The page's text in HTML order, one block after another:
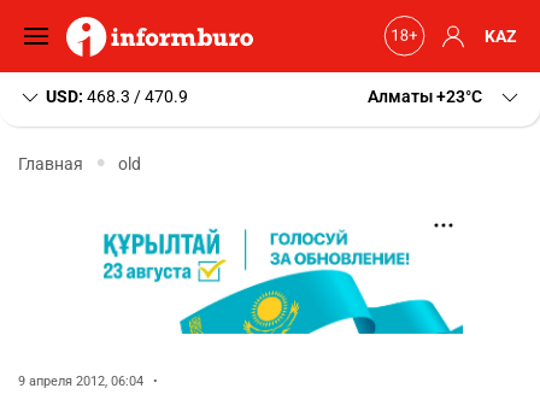
KAZ
USD: 468.3 / 470.9 Алматы+23 C
Главная old
9 апреля 2012, 06:04 •